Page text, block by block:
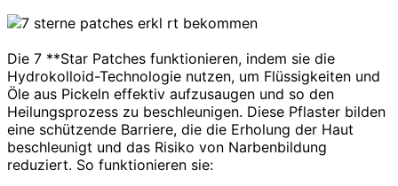
Die 7 **Star Patches funktionieren, indem sie die
Hydrokolloid-Technologie nutzen, um Flüssigkeiten und
Öle aus Pickeln effektiv aufzusaugen und so den
Heilungsprozess zu beschleunigen. Diese Pflaster bilden
eine schützende Barriere, die die Erholung der Haut
beschleunigt und das Risiko von Narbenbildung
reduziert. So funktionieren sie: